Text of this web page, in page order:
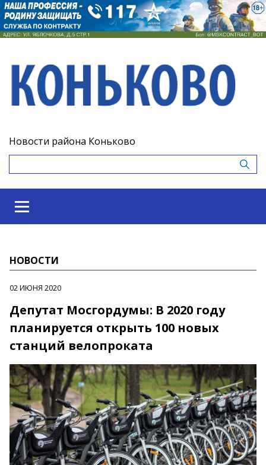
Новости района Коньково
НОВОСТИ
02 ИЮНЯ 2020
Депутат Мосгордумы: В 2020 году
планируется открыть 100 новых
станций велопроката